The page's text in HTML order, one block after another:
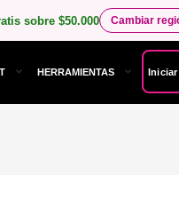
sobre $50.000 Cambiar
HERRAMIENTAS